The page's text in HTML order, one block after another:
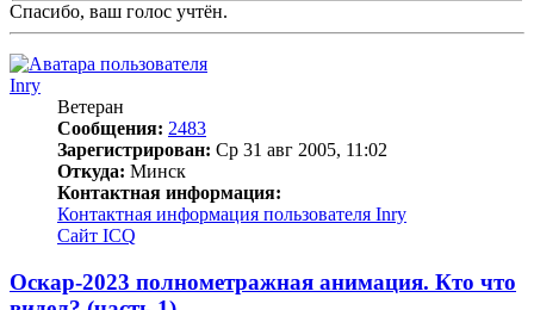
Спасибо, ваш голос учтён.
Inry
Ветеран
Сообщения: 2483
Зарегистрирован: Ср 31 авг 2005, 11:02
Откуда: Минск
Контактная информация:
Контактная информация пользователя Inry
Сайт ICQ
Оскар-2023 полнометражная анимация. Кто что